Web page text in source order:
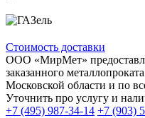
Стоимость доставки
ООО «МирМет»
заказанного
Московской области и по
Уточнить про услугу и
+7 (495) 987-34-14 +7 (903)